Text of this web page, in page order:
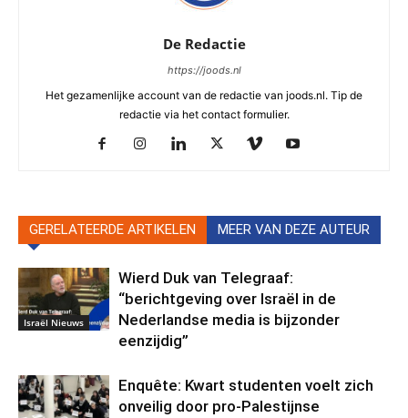
De Redactie
https://joods.nl
Het gezamenlijke account van de redactie van joods.nl. Tip de
redactie via het contact formulier.
GERELATEERDE ARTIKELEN MEER VAN DEZE AUTEUR
Israël Nieuws
Wierd Duk van Telegraaf:
“berichtgeving over Israël in de
Nederlandse media is bijzonder
eenzijdig”
Enquête: Kwart studenten voelt zich
onveilig door pro-Palestijnse